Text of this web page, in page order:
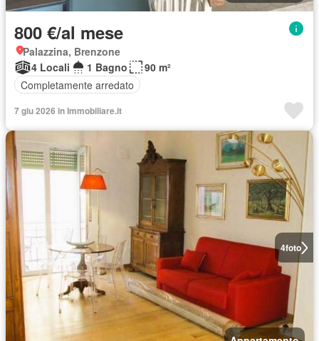
800 €/al mese
Palazzina, Brenzone
4 Locali
1 Bagno
90 m²
Completamente arredato
7 giu 2026 in Immobiliare.it
4foto